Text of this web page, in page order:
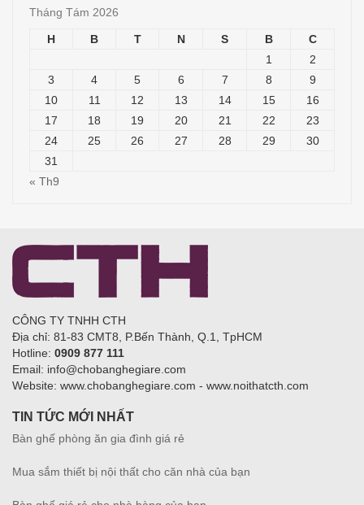
Tháng Tám 2026
H B T N S B
C
1
2
3
4 5 6 7 8
9
10
11 12 13 14 15
16
17
18 19 20 21 22
23
24
25 26 27 28 29
30
31
« Th9
CÔNG TY TNHH CTH
Địa chỉ: 81-83 CMT8, P.Bến Thành, Q.1, TpHCM
Hotline: 0909 877 111
Email: info@chobanghegiare.com
Website: www.chobanghegiare.com - www.noithatcth.com
TIN TỨC MỚI NHẤT
Bàn ghế phòng ăn gia đình giá rẻ
Mua sắm thiết bị nội thất cho căn nhà của bạn